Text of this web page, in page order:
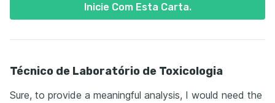
Inicie Com Esta Carta.
Técnico de Laboratório de Toxicologia
Sure, to provide a meaningful analysis, I would need the